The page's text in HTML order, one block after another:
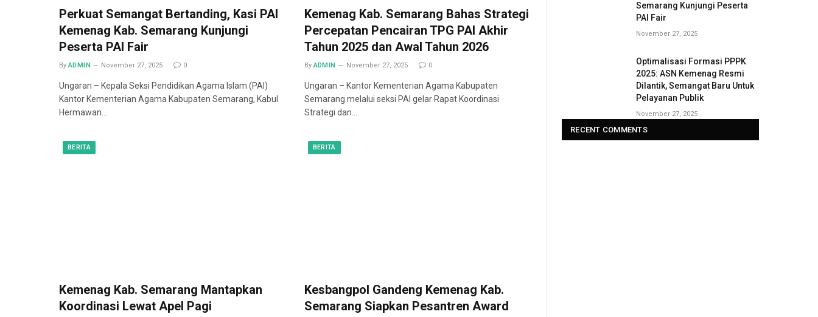
Perkuat Semangat Bertanding, Kasi PAI
Kemenag Kab. Semarang Kunjungi
Peserta PAI Fair
By ADMIN November 27, 2025 0
Ungaran – Kepala Seksi Pendidikan Agama Islam (PAI)
Kantor Kementerian Agama Kabupaten Semarang, Kabul
Hermawan…
Kemenag Kab. Semarang Bahas Strategi
Percepatan Pencairan TPG PAI Akhir
Tahun 2025 dan Awal Tahun 2026
By ADMIN November 27, 2025 0
Ungaran – Kantor Kementerian Agama Kabupaten
Semarang melalui seksi PAI gelar Rapat Koordinasi
Strategi dan…
BERITA
Kemenag Kab. Semarang Mantapkan
Koordinasi Lewat Apel Pagi
BERITA
Kesbangpol Gandeng Kemenag Kab.
Semarang Siapkan Pesantren Award
Semarang Kunjungi Peserta
PAI Fair
November 27, 2025
Optimalisasi Formasi PPPK
2025: ASN Kemenag Resmi
Dilantik, Semangat Baru Untuk
Pelayanan Publik
November 27, 2025
RECENT COMMENTS